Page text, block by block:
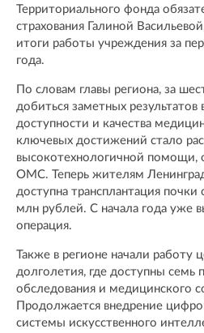
Территориального фонда
страхования Галиной
итоги работы учреждения за
года.
По словам главы региона, за
добиться заметных
доступности и качества
ключевых достижений стало
высокотехнологичной помощи,
ОМС. Теперь жителям
доступна трансплантация
млн рублей. С начала года уже
операция.
Также в регионе начали работу
долголетия, где доступны семь
обследования и медицинского
Продолжается внедрение
системы искусственного